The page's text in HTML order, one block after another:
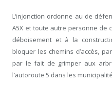
L’injonction ordonne au de
A5X et toute autre personne de
déboisement et à la
bloquer les chemins d’accès,
par le fait de grimper aux
l’autoroute 5 dans les